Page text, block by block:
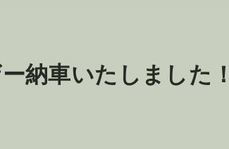
納車いたしました！